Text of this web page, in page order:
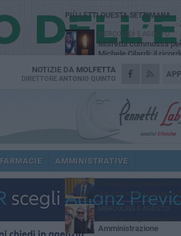
APP
NOTIZIE DA MOLFETTA
DIRETTORE ANTONIO QUINTO
FARMACIE AMMINISTRATIVE
PIÙ LETTI QUESTA SETTIMANA
MERCOLEDÌ 5 AGOSTO
Molfetta commossa
Michele Cilardi: il
GIOVEDÌ 6 AGOSTO
Marittimo molfettese
SABATO 1 AGOSTO
La MTM Molfetta cerca
accompagnatori per gli
pubblicato il bando
GIOVEDÌ 6 AGOSTO
Molfetta piange Marta
maestra della sartoria
SABATO 1 AGOSTO
Amato: «Mai limitato il
fatto rispettare il regolamento»
MERCOLEDÌ 5 AGOSTO
Amministrazione